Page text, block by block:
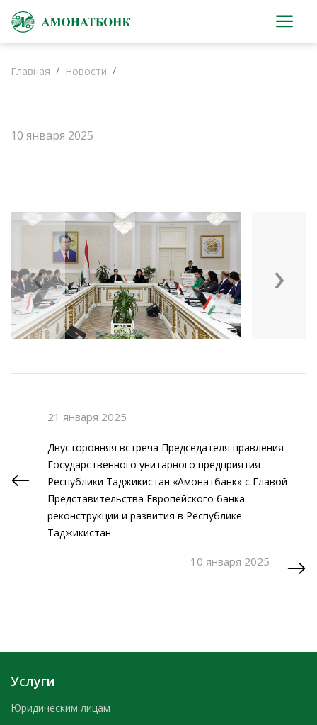
Главная Новости
10 января 2025
‹ ›
21 января 2025
Двусторонняя встреча Председателя правления
Государственного унитарного предприятия
Республики Таджикистан «Амонатбанк» с Главой
Представительства Европейского банка
реконструкции и развития в Республике
Таджикистан
10 января 2025
Услуги
Юридическим лицам